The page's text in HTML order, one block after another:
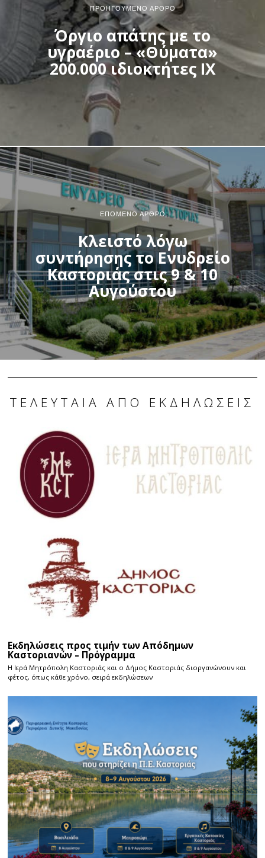
ΠΡΟΗΓΟΎΜΕΝΟ ΆΡΘΡΟ
Όργιο απάτης με το
υγραέριο – «Θύματα»
200.000 ιδιοκτήτες ΙΧ
ΕΠΌΜΕΝΟ ΆΡΘΡΟ
Κλειστό λόγω
συντήρησης το Ενυδρείο
Καστοριάς στις 9 & 10
Αυγούστου
ΤΕΛΕΥΤΑΊΑ ΑΠΌ ΕΚΔΗΛΏΣΕΙΣ
Εκδηλώσεις προς τιμήν των Απόδημων
Καστοριανών – Πρόγραμμα
Η Ιερά Μητρόπολη Καστοριάς και ο Δήμος Καστοριάς διοργανώνουν και
φέτος, όπως κάθε χρόνο, σειρά εκδηλώσεων